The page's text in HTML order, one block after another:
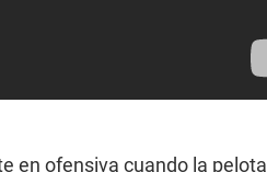
en ofensiva cuando la pelota